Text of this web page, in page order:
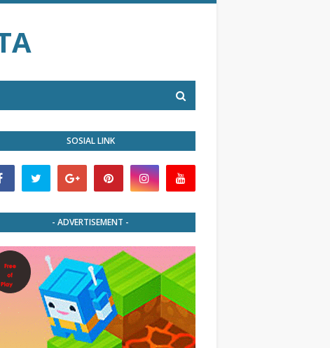
SOSIAL LINK
- ADVERTISEMENT -